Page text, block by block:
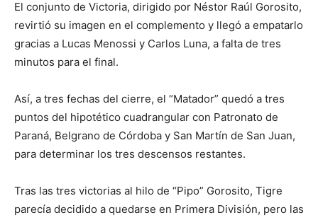
El conjunto de Victoria, dirigido por Néstor Raúl Gorosito,
revirtió su imagen en el complemento y llegó a empatarlo
gracias a Lucas Menossi y Carlos Luna, a falta de tres
minutos para el final.
Así, a tres fechas del cierre, el “Matador” quedó a tres
puntos del hipotético cuadrangular con Patronato de
Paraná, Belgrano de Córdoba y San Martín de San Juan,
para determinar los tres descensos restantes.
Tras las tres victorias al hilo de “Pipo” Gorosito, Tigre
parecía decidido a quedarse en Primera División, pero las